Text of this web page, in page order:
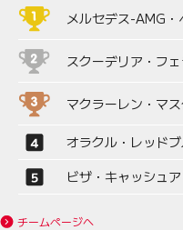
メルセデス-AMG
スクーデリア・フ
マクラーレン・マ
オラクル・レッド
ビザ・キャッシュ
チームページへ